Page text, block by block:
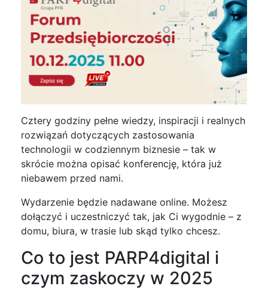
Cztery godziny pełne wiedzy, inspiracji i realnych
rozwiązań dotyczących zastosowania
technologii w codziennym biznesie – tak w
skrócie można opisać konferencję, która już
niebawem przed nami.
Wydarzenie będzie nadawane online. Możesz
dołączyć i uczestniczyć tak, jak Ci wygodnie – z
domu, biura, w trasie lub skąd tylko chcesz.
Co to jest PARP4digital i
czym zaskoczy w 2025